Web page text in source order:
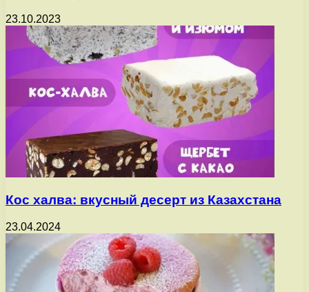
23.10.2023
Кос халва: вкусный десерт из Казахстана
23.04.2024